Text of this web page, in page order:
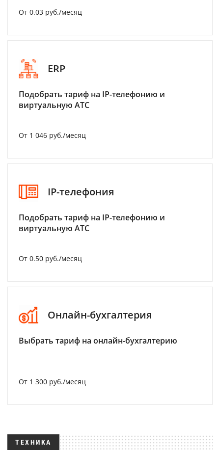
От 0.03 руб./месяц
ERP
Подобрать тариф на IP-телефонию и
виртуальную АТС
От 1 046 руб./месяц
IP-телефония
Подобрать тариф на IP-телефонию и
виртуальную АТС
От 0.50 руб./месяц
Онлайн-бухгалтерия
Выбрать тариф на онлайн-бухгалтерию
От 1 300 руб./месяц
ТЕХНИКА